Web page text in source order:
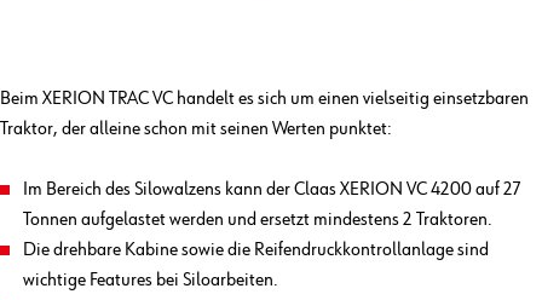
Beim XERION TRAC VC handelt es sich um einen vielseitig einsetzbaren
Traktor, der alleine schon mit seinen Werten punktet:
Im Bereich des Silowalzens kann der Claas XERION VC 4200 auf 27
Tonnen aufgelastet werden und ersetzt mindestens 2 Traktoren.
Die drehbare Kabine sowie die Reifendruckkontrollanlage sind
wichtige Features bei Siloarbeiten.